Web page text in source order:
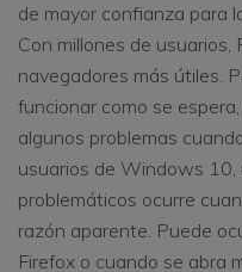
Otros Productos
Repairit - Reparar Datos
UBackit - Respaldar Datos
de mayor confianza para
Con millones de usuarios,
navegadores más útiles.
funcionar como se
algunos problemas
usuarios de Windows
problemáticos ocurre
razón aparente. Puede
Firefox o cuando se abra